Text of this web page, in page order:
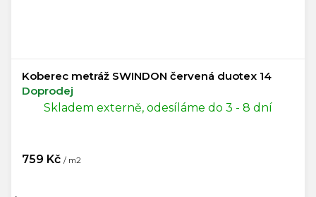
Koberec metráž SWINDON červená duotex 14
Doprodej
Skladem externě, odesíláme do 3 - 8 dní
759 Kč / m2